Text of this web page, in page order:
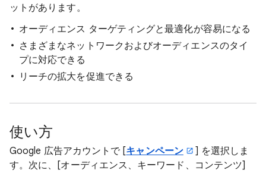
ットがあります。
オーディエンス ターゲティングと最適化が容易になる
さまざまなネットワークおよびオーディエンスのタイ
プに対応できる
リーチの拡大を促進できる
使い方
Google 広告アカウントで [キャンペーン
] を選択しま
す。次に、[オーディエンス、キーワード、コンテンツ]